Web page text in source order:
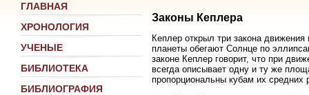
ГЛАВНАЯ
ХРОНОЛОГИЯ
УЧЕНЫЕ
БИБЛИОТЕКА
БИБЛИОГРАФИЯ
Законы Кеплера
Кеплер открыл три закона
планеты обегают Солнце по
законе Кеплер говорит, что при
всегда описывает одну и ту же
пропорциональны кубам их средних